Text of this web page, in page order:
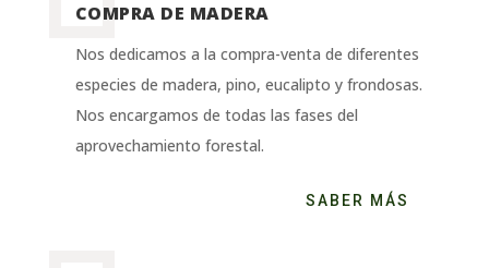
COMPRA DE MADERA
Nos dedicamos a la compra-venta de diferentes
especies de madera, pino, eucalipto y frondosas.
Nos encargamos de todas las fases del
aprovechamiento forestal.
SABER MÁS